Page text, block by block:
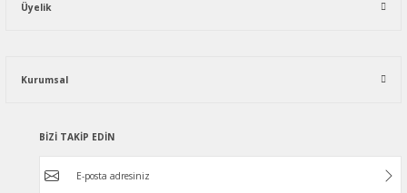
Üyelik
Kurumsal
BİZİ TAKİP EDİN